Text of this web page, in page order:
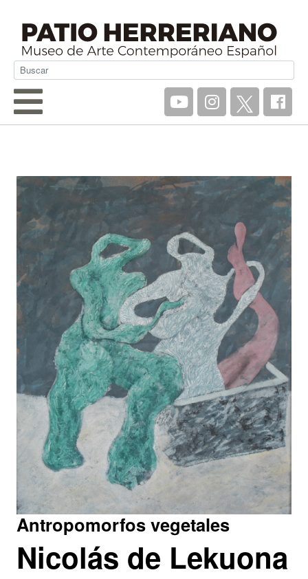
Antropomorfos vegetales
Nicolás de Lekuona